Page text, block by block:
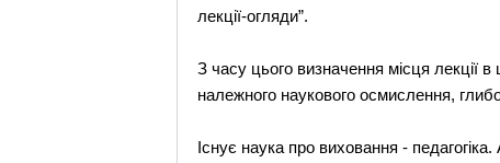
лекції-огляди”.
З часу цього визначення місця лекції
належного наукового осмислення,
Існує наука про виховання -